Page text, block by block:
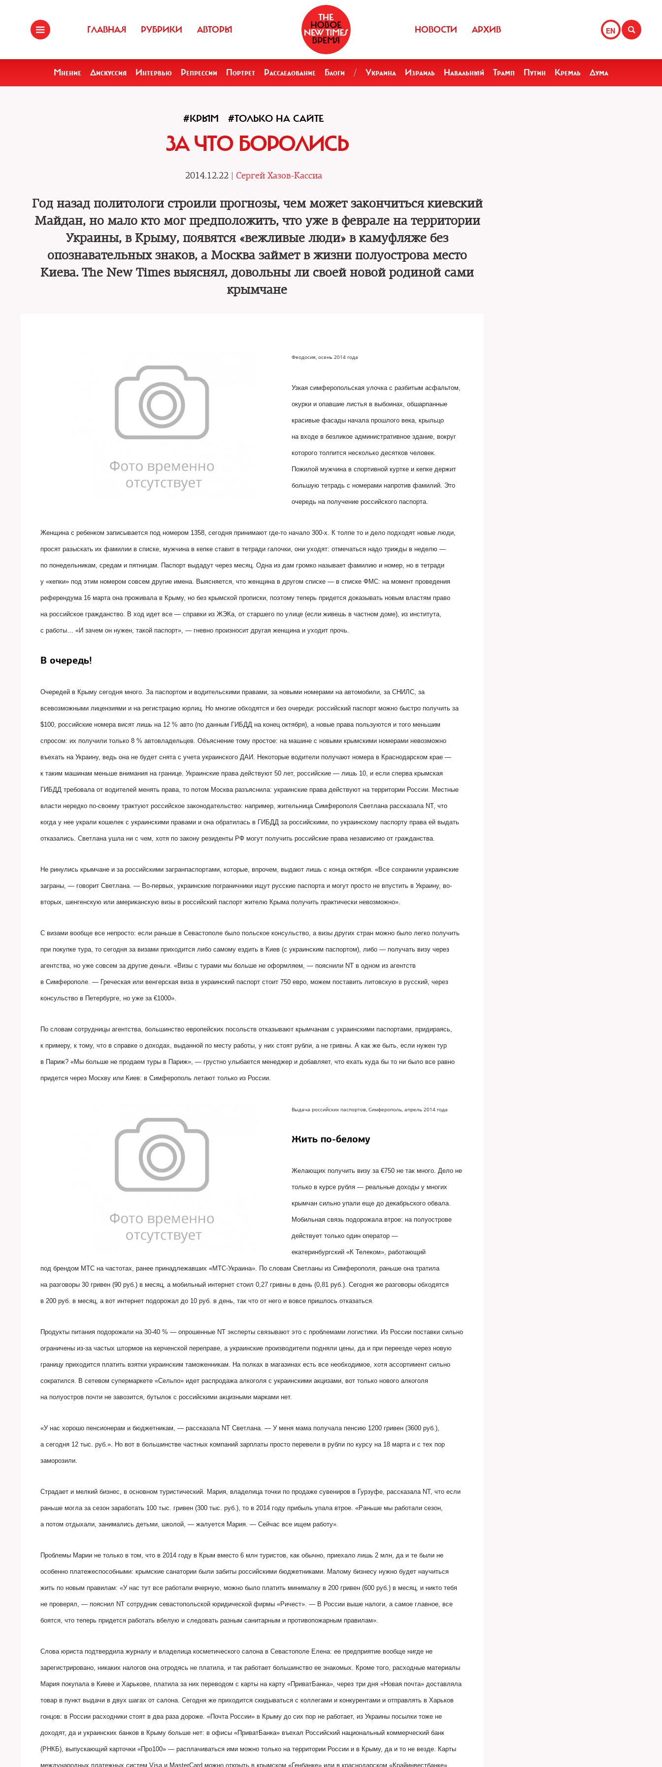
ГЛАВНАЯ РУБРИКИ АВТОРЫ EN
НОВОСТИ АРХИВ
Мнение Дискуссия Интервью Репрессии Портрет Расследование Блоги / Украина Израиль Навальный Трамп Путин Кремль Дума
#КРЫМ #ТОЛЬКО НА САЙТЕ
ЗА ЧТО БОРОЛИСЬ
2014.12.22 | Сергей Хазов-Кассиа
Год назад политологи строили прогнозы, чем может закончиться киевский
Майдан, но мало кто мог предположить, что уже в феврале на территории
Украины, в Крыму, появятся «вежливые люди» в камуфляже без
опознавательных знаков, а Москва займет в жизни полуострова место
Киева. The New Times выяснял, довольны ли своей новой родиной сами
крымчане
Феодосия, осень 2014 года
Узкая симферопольская улочка с разбитым асфальтом,
окурки и опавшие листья в выбоинах, обшарпанные
красивые фасады начала прошлого века, крыльцо
на входе в безликое административное здание, вокруг
которого толпится несколько десятков человек.
Пожилой мужчина в спортивной куртке и кепке держит
большую тетрадь с номерами напротив фамилий. Это
очередь на получение российского паспорта.
Женщина с ребенком записывается под номером 1358, сегодня принимают где-то начало 300-х. К толпе то и дело подходят новые люди,
просят разыскать их фамилии в списке, мужчина в кепке ставит в тетради галочки, они уходят: отмечаться надо трижды в неделю —
по понедельникам, средам и пятницам. Паспорт выдадут через месяц. Одна из дам громко называет фамилию и номер, но в тетради
у «кепки» под этим номером совсем другие имена. Выясняется, что женщина в другом списке — в списке ФМС: на момент проведения
референдума 16 марта она проживала в Крыму, но без крымской прописки, поэтому теперь придется доказывать новым властям право
на российское гражданство. В ход идет все — справки из ЖЭКа, от старшего по улице (если живешь в частном доме), из института,
с работы… «И зачем он нужен, такой паспорт», — гневно произносит другая женщина и уходит прочь.
В очередь!
Очередей в Крыму сегодня много. За паспортом и водительскими правами, за новыми номерами на автомобили, за СНИЛС, за
всевозможными лицензиями и на регистрацию юрлиц. Но многие обходятся и без очереди: российский паспорт можно быстро получить за
$100, российские номера висят лишь на 12 % авто (по данным ГИБДД на конец октября), а новые права пользуются и того меньшим
спросом: их получили только 8 % автовладельцев. Объяснение тому простое: на машине с новыми крымскими номерами невозможно
въехать на Украину, ведь она не будет снята с учета украинского ДАИ. Некоторые водители получают номера в Краснодарском крае —
к таким машинам меньше внимания на границе. Украинские права действуют 50 лет, российские — лишь 10, и если сперва крымская
ГИБДД требовала от водителей менять права, то потом Москва разъяснила: украинские права действуют на территории России. Местные
власти нередко по-своему трактуют российское законодательство: например, жительница Симферополя Светлана рассказала NT, что
когда у нее украли кошелек с украинскими правами и она обратилась в ГИБДД за российскими, по украинскому паспорту права ей выдать
отказались. Светлана ушла ни с чем, хотя по закону резиденты РФ могут получить российские права независимо от гражданства.
Не ринулись крымчане и за российскими загранпаспортами, которые, впрочем, выдают лишь с конца октября. «Все сохранили украинские
заграны, — говорит Светлана. — Во-первых, украинские пограничники ищут русские паспорта и могут просто не впустить в Украину, во-
вторых, шенгенскую или американскую визы в российский паспорт жителю Крыма получить практически невозможно».
С визами вообще все непросто: если раньше в Севастополе было польское консульство, а визы других стран можно было легко получить
при покупке тура, то сегодня за визами приходится либо самому ездить в Киев (с украинским паспортом), либо — получать визу через
агентства, но уже совсем за другие деньги. «Визы с турами мы больше не оформляем, — пояснили NT в одном из агентств
в Симферополе. — Греческая или венгерская виза в украинский паспорт стоит 750 евро, можем поставить литовскую в русский, через
консульство в Петербурге, но уже за €1000».
По словам сотрудницы агентства, большинство европейских посольств отказывают крымчанам с украинскими паспортами, придираясь,
к примеру, к тому, что в справке о доходах, выданной по месту работы, у них стоят рубли, а не гривны. А как же быть, если нужен тур
в Париж? «Мы больше не продаем туры в Париж», — грустно улыбается менеджер и добавляет, что ехать куда бы то ни было все равно
придется через Москву или Киев: в Симферополь летают только из России.
Выдача российских паспортов, Симферополь, апрель 2014 года
Жить по-белому
Желающих получить визу за €750 не так много. Дело не
только в курсе рубля — реальные доходы у многих
крымчан сильно упали еще до декабрьского обвала.
Мобильная связь подорожала втрое: на полуострове
действует только один оператор —
екатеринбургский «К Телеком», работающий
под брендом МТС на частотах, ранее принадлежавших «МТС-Украина». По словам Светланы из Симферополя, раньше она тратила
на разговоры 30 гривен (90 руб.) в месяц, а мобильный интернет стоил 0,27 гривны в день (0,81 руб.). Сегодня же разговоры обходятся
в 200 руб. в месяц, а вот интернет подорожал до 10 руб. в день, так что от него и вовсе пришлось отказаться.
Продукты питания подорожали на 30-40 % — опрошенные NT эксперты связывают это с проблемами логистики. Из России поставки сильно
ограничены из-за частых штормов на керченской переправе, а украинские производители подняли цены, да и при переезде через новую
границу приходится платить взятки украинским таможенникам. На полках в магазинах есть все необходимое, хотя ассортимент сильно
сократился. В сетевом супермаркете «Сельпо» идет распродажа алкоголя с украинскими акцизами, вот только нового алкоголя
на полуостров почти не завозится, бутылок с российскими акцизными марками нет.
«У нас хорошо пенсионерам и бюджетникам, — рассказала NT Светлана. — У меня мама получала пенсию 1200 гривен (3600 руб.),
а сегодня 12 тыс. руб.». Но вот в большинстве частных компаний зарплаты просто перевели в рубли по курсу на 18 марта и с тех пор
заморозили.
Страдает и мелкий бизнес, в основном туристический. Мария, владелица точки по продаже сувениров в Гурзуфе, рассказала NT, что если
раньше могла за сезон заработать 100 тыс. гривен (300 тыс. руб.), то в 2014 году прибыль упала втрое. «Раньше мы работали сезон,
а потом отдыхали, занимались детьми, школой, — жалуется Мария. — Сейчас все ищем работу».
Проблемы Марии не только в том, что в 2014 году в Крым вместо 6 млн туристов, как обычно, приехало лишь 2 млн, да и те были не
особенно платежеспособными: крымские санатории были забиты российскими бюджетниками. Малому бизнесу нужно будет научиться
жить по новым правилам: «У нас тут все работали вчерную, можно было платить минималку в 200 гривен (600 руб.) в месяц, и никто тебя
не проверял, — пояснил NT сотрудник севастопольской юридической фирмы «Ричест». — В России выше налоги, а самое главное, все
боятся, что теперь придется работать вбелую и следовать разным санитарным и противопожарным правилам».
Слова юриста подтвердила журналу и владелица косметического салона в Севастополе Елена: ее предприятие вообще нигде не
зарегистрировано, никаких налогов она отродясь не платила, и так работает большинство ее знакомых. Кроме того, расходные материалы
Мария покупала в Киеве и Харькове, платила за них переводом с карты на карту «ПриватБанка», через три дня «Новая почта» доставляла
товар в пункт выдачи в двух шагах от салона. Сегодня же приходится скидываться с коллегами и конкурентами и отправлять в Харьков
гонцов: в России расходники стоят в два раза дороже. «Почта России» в Крыму до сих пор не работает, из Украины посылки тоже не
доходят, да и украинских банков в Крыму больше нет: в офисы «ПриватБанка» въехал Российский национальный коммерческий банк
(РНКБ), выпускающий карточки «Про100» — расплачиваться ими можно только на территории России и в Крыму, да и то не везде. Карты
международных платежных систем Visa и MasterCard можно открыть в крымском «Генбанке» или в краснодарском «Крайинвестбанке»,